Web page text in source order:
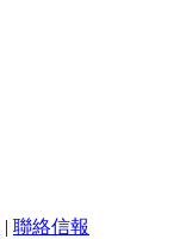
| 聯絡信報